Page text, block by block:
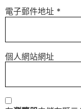
電子郵件地址 *
個人網站網址